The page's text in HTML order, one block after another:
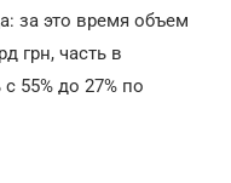
за это время объем
грн, часть в
55% до 27% по